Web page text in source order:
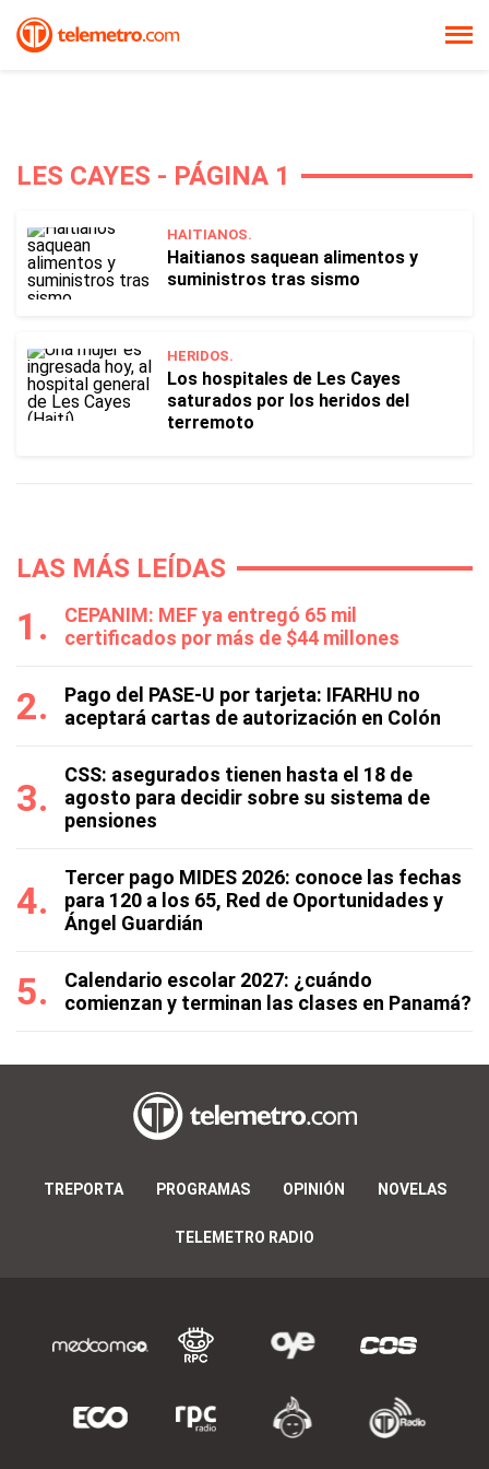
LES CAYES - PÁGINA 1
HAITIANOS.
Haitianos saquean alimentos y
suministros tras sismo
HERIDOS.
Los hospitales de Les Cayes
saturados por los heridos del
terremoto
LAS MÁS LEÍDAS
CEPANIM: MEF ya entregó 65 mil
certificados por más de $44 millones
Pago del PASE-U por tarjeta: IFARHU no
aceptará cartas de autorización en Colón
CSS: asegurados tienen hasta el 18 de
agosto para decidir sobre su sistema de
pensiones
Tercer pago MIDES 2026: conoce las fechas
para 120 a los 65, Red de Oportunidades y
Ángel Guardián
Calendario escolar 2027: ¿cuándo
comienzan y terminan las clases en Panamá?
TREPORTA PROGRAMAS OPINIÓN NOVELAS
TELEMETRO RADIO